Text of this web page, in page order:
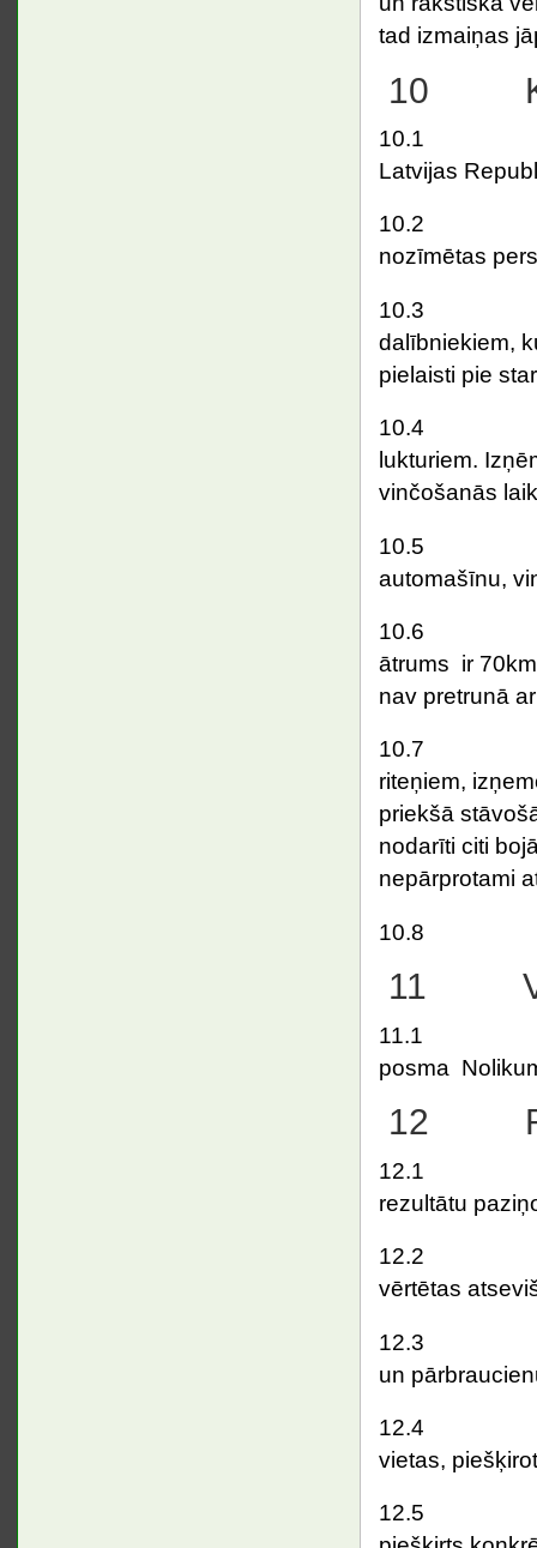
tad izmaiņas
10
10.1 Visu
Latvijas
10.2 TRNN
nozīmētas
10.3
dalībniekiem,
pielaisti pie
10.4
lukturiem.
vinčošanās
10.5
automašīnu,
10.6
ātrums ir
nav pretrunā
10.7
riteņiem,
priekšā
nodarīti citi
nepārprotami
10.8 Zāģēt
11
11.1
posma
12
12.1
rezultātu
12.2
vērtētas
12.3
un
12.4
vietas,
12.5 Par